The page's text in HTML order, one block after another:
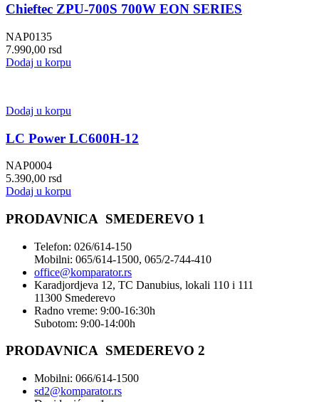
Chieftec ZPU-700S 700W EON SERIES
NAP0135
7.990,00 rsd
Dodaj u korpu
Dodaj u korpu
LC Power LC600H-12
NAP0004
5.390,00 rsd
Dodaj u korpu
PRODAVNICA SMEDEREVO 1
Telefon: 026/614-150
Mobilni: 065/614-1500, 065/2-744-410
office@komparator.rs
Karadjordjeva 12, TC Danubius, lokali 110 i 111
11300 Smederevo
Radno vreme: 9:00-16:30h
Subotom: 9:00-14:00h
PRODAVNICA SMEDEREVO 2
Mobilni: 066/614-1500
sd2@komparator.rs